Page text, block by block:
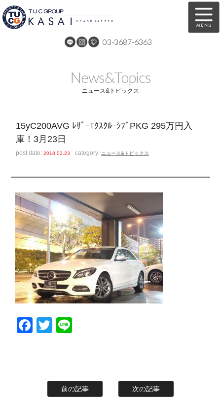
03-3687-6363
全国納車 特別作業
注文販売
スタッフ紹介
お問い合わせ 会社概要
スタッフblog 納車blog
ホーム T.U.C.GROUP
News&Topics
ニュース&トピックス
15yC200AVG ﾚｻﾞｰｴｸｽｸﾙｰｼﾌﾞPKG 295万円入
庫！3月23日
post date:2018.03.23 category: ニュース&トピックス
Facebook
Twitter
前の記事 次の記事